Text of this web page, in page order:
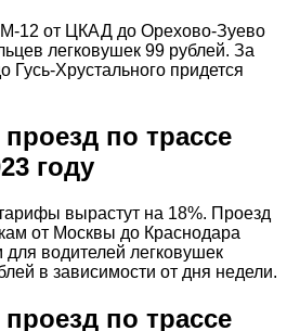
12 от ЦКАД до Орехово-Зуево
легковушек 99 рублей. За
Гусь-Хрустального придется
по трассе
году
вырастут на 18%. Проезд
от Москвы до Краснодара
водителей легковушек
в зависимости от дня недели.
по трассе